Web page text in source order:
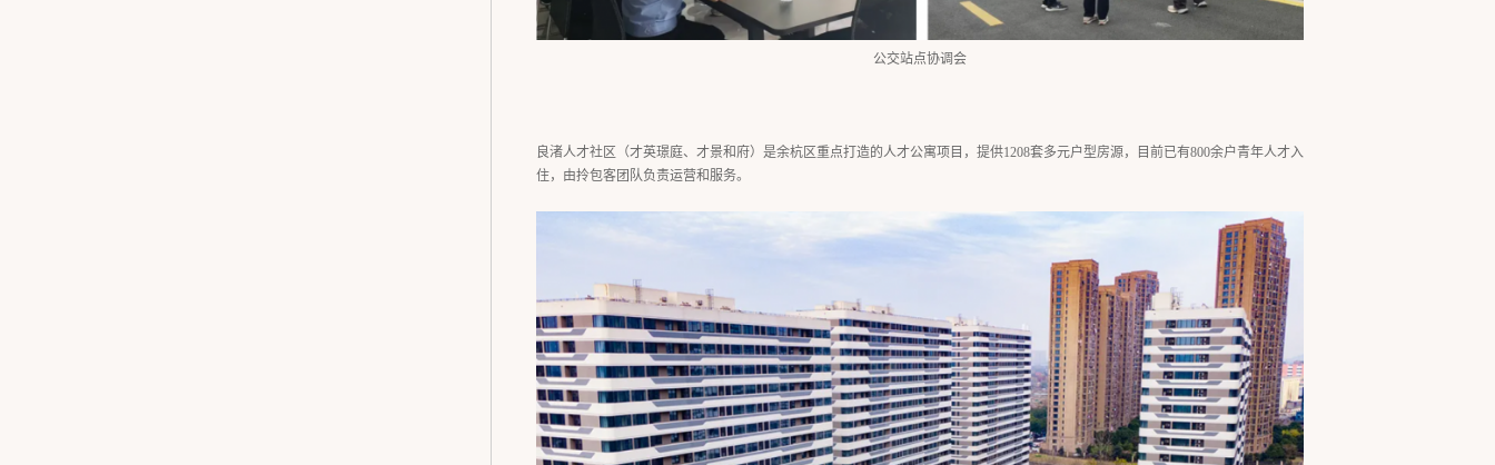
公交站点协调会
良渚人才社区（才英璟庭、才景和府）是余杭区重点打造的人才公寓项目，提供1208套多元户型房源，目前已有800余户青年人才入
住，由拎包客团队负责运营和服务。